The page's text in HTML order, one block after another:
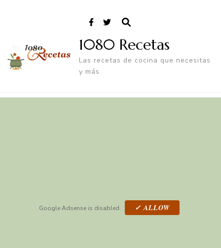
1080 Recetas
Las recetas de cocina que necesitas
y más
Google Adsense is disabled. ✓ ALLOW